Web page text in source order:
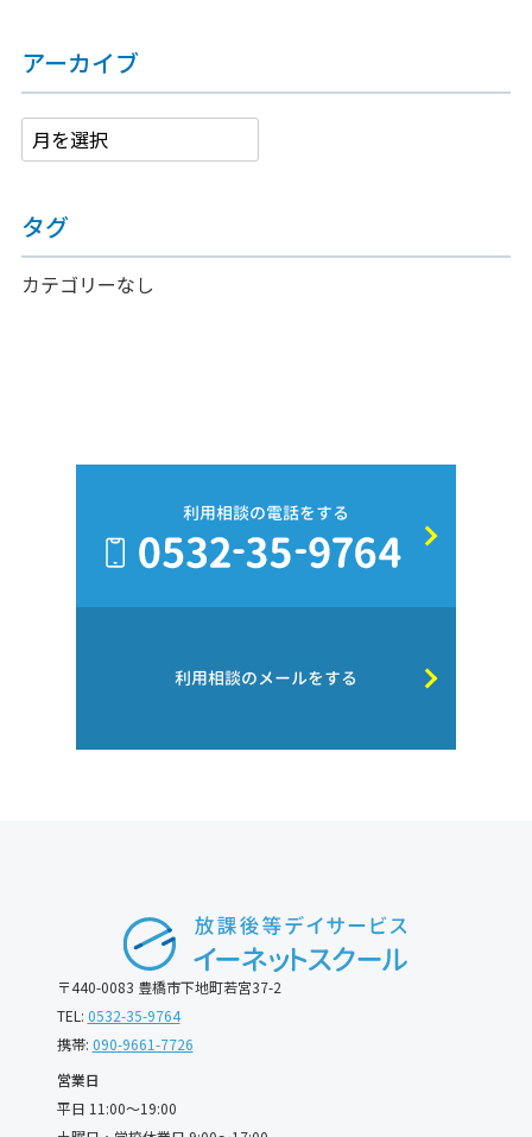
アーカイブ
タグ
カテゴリーなし
利用相談の電話をする
利用相談のメールをする
〒440-0083 豊橋市下地町若宮37-2
TEL: 0532-35-9764
携帯: 090-9661-7726
営業日
平日 11:00〜19:00